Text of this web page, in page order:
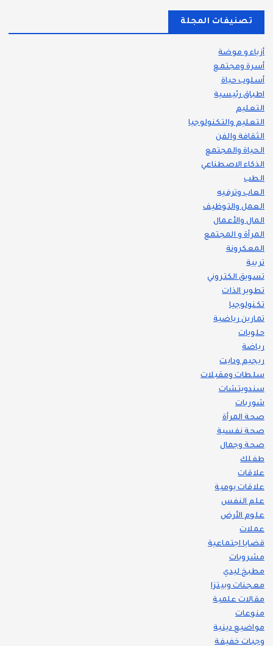
تصنيفات المجلة
أزياء و موضة
أسرة ومجتمع
أسلوب حياة
اطباق رئيسية
التعليم
التعليم والتكنولوجيا
الثقافة والفن
الحياة والمجتمع
الذكاء الاصطناعي
الطب
العاب وترفيه
العمل والتوظيف
المال والأعمال
المرأة و المجتمع
المعكرونة
تربية
تسويق الكتروني
تطوير الذات
تكنولوجيا
تمارين رياضية
حلويات
رياضة
ريجيم ودايت
سلطات ومقبلات
سندويتشات
شوربات
صحة المرأة
صحة نفسية
صحة وجمال
طفلك
علاقات
علاقات يومية
علم النفس
علوم الأرض
عملات
قضايا اجتماعية
مشروبات
مطبخ ليدي
معجنات وبيتزا
مقالات علمية
منوعات
مواضيع دينية
وجبات خفيفة